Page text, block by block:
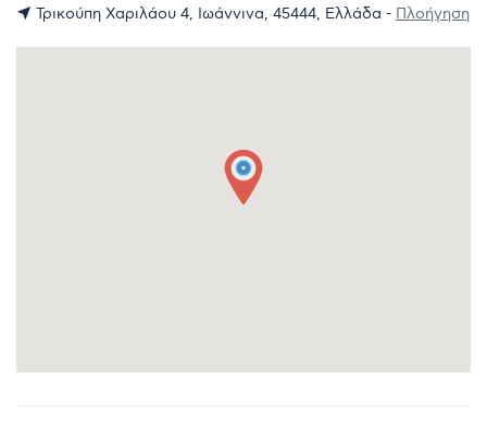
Τρικούπη Χαριλάου 4, Ιωάννινα, 45444, Ελλάδα - Πλοήγηση